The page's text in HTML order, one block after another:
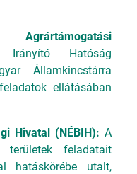
Hatóság
Államkincstárra
ellátásában
Hivatal (NÉBIH): A
feladatait
hatáskörébe utalt,